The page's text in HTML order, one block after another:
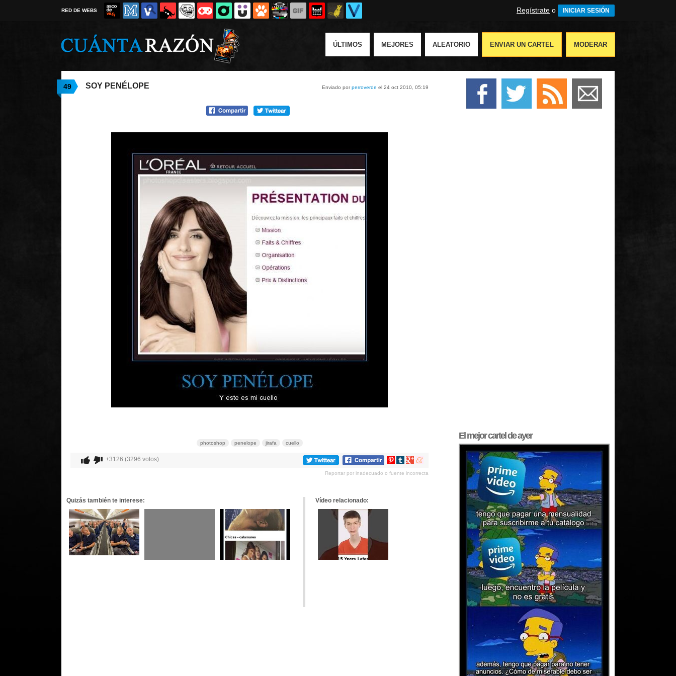
RED DE WEBS Regístrate o INICIAR SESIÓN
ÚLTIMOS MEJORES ALEATORIO ENVIAR UN CARTEL MODERAR
49 Enviado porperroverde el 24 oct 2010, 05:19
SOY PENÉLOPE
photoshop penelope jirafa cuello
+3126 (3296 votos)
Compartir
Pinterest
Compartir
tumblr
Compartir
Google+
Compartir
meneame
Reportar por inadecuado o fuente incorrecta
Quizás también te interese: Vídeo relacionado:
El mejorcartel de ayer